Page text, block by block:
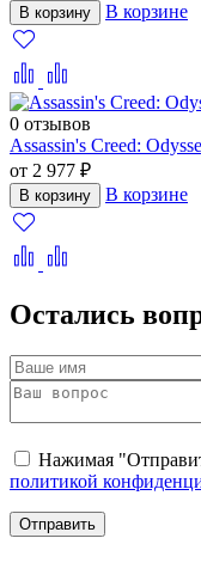
В корзину В корзине
0 отзывов
Assassin's Creed:
от 2 977 ₽
В корзину В корзине
Остались
Нажимая
политикой
Отправить